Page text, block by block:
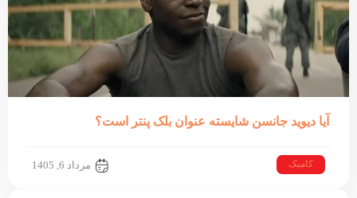
آیا دیوید جانسن شایسته عنوان بلک پنتر است؟
کامیک مرداد 6, 1405